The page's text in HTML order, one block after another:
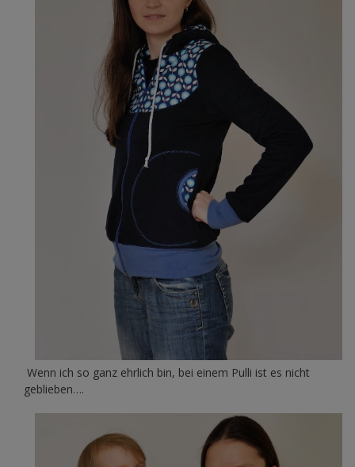
Wenn ich so ganz ehrlich bin, bei einem Pulli ist es nicht
geblieben….